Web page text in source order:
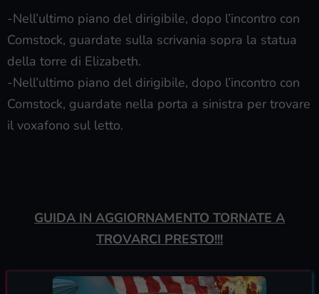
-Nell’ultimo piano del dirigibile, dopo l’incontro con
Comstock, guardate sulla scrivania sopra la statua
della torre di Elizabeth.
-Nell’ultimo piano del dirigibile, dopo l’incontro con
Comstock, guardate nella porta a sinistra per trovare
il voxafono sul letto.
GUIDA IN AGGIORNAMENTO TORNATE A
TROVARCI PRESTO!!!